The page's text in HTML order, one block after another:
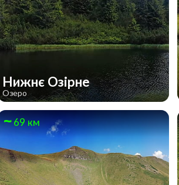
Нижнє Озірне
Озеро
69 км